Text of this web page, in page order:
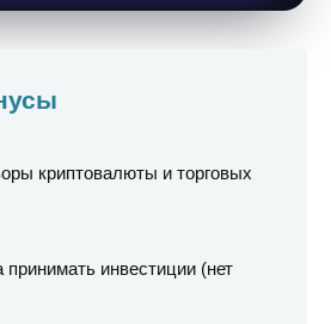
криптовалюты и торговых
принимать инвестиции (нет